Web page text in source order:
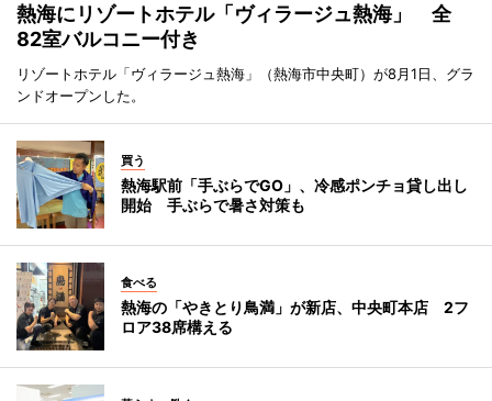
熱海にリゾートホテル「ヴィラージュ熱海」 全
82室バルコニー付き
リゾートホテル「ヴィラージュ熱海」（熱海市中央町）が8月1日、グラ
ンドオープンした。
買う
熱海駅前「手ぶらでGO」、冷感ポンチョ貸し出し
開始 手ぶらで暑さ対策も
食べる
熱海の「やきとり鳥満」が新店、中央町本店 2フ
ロア38席構える